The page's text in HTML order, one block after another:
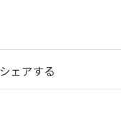
シェアする